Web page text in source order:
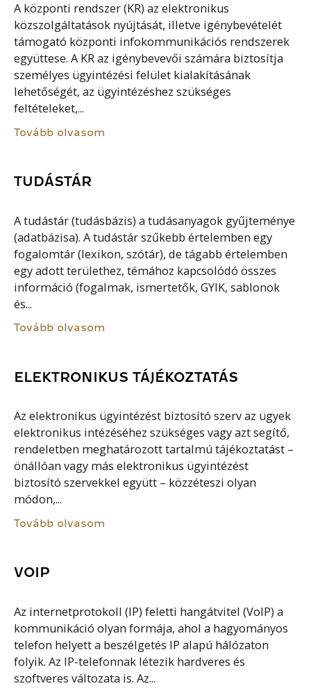
A központi rendszer (KR) az elektronikus
közszolgáltatások nyújtását, illetve igénybevételét
támogató központi infokommunikációs rendszerek
együttese. A KR az igénybevevői számára biztosítja
személyes ügyintézési felület kialakításának
lehetőségét, az ügyintézéshez szükséges
feltételeket,...
Tovább olvasom
TUDÁSTÁR
A tudástár (tudásbázis) a tudásanyagok gyűjteménye
(adatbázisa). A tudástár szűkebb értelemben egy
fogalomtár (lexikon, szótár), de tágabb értelemben
egy adott területhez, témához kapcsolódó összes
információ (fogalmak, ismertetők, GYIK, sablonok
és...
Tovább olvasom
ELEKTRONIKUS TÁJÉKOZTATÁS
Az elektronikus ügyintézést biztosító szerv az ügyek
elektronikus intézéséhez szükséges vagy azt segítő,
rendeletben meghatározott tartalmú tájékoztatást –
önállóan vagy más elektronikus ügyintézést
biztosító szervekkel együtt – közzéteszi olyan
módon,...
Tovább olvasom
VOIP
Az internetprotokoll (IP) feletti hangátvitel (VoIP) a
kommunikáció olyan formája, ahol a hagyományos
telefon helyett a beszélgetés IP alapú hálózaton
folyik. Az IP-telefonnak létezik hardveres és
szoftveres változata is. Az...